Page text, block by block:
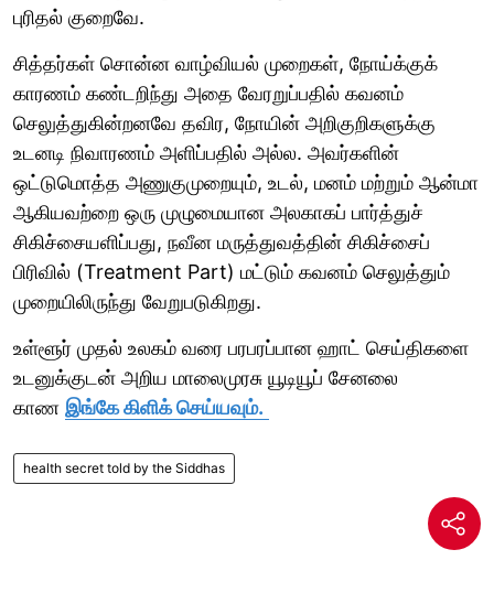
புரிதல் குறைவே.
சித்தர்கள் சொன்ன வாழ்வியல் முறைகள், நோய்க்குக்
காரணம் கண்டறிந்து அதை வேரறுப்பதில் கவனம்
செலுத்துகின்றனவே தவிர, நோயின் அறிகுறிகளுக்கு
உடனடி நிவாரணம் அளிப்பதில் அல்ல. அவர்களின்
ஒட்டுமொத்த அணுகுமுறையும், உடல், மனம் மற்றும் ஆன்மா
ஆகியவற்றை ஒரு முழுமையான அலகாகப் பார்த்துச்
சிகிச்சையளிப்பது, நவீன மருத்துவத்தின் சிகிச்சைப்
பிரிவில் (Treatment Part) மட்டும் கவனம் செலுத்தும்
முறையிலிருந்து வேறுபடுகிறது.
உள்ளூர் முதல் உலகம் வரை பரபரப்பான ஹாட் செய்திகளை
உடனுக்குடன் அறிய மாலைமுரசு யூடியூப் சேனலை
காண இங்கே கிளிக் செய்யவும்.
health secret told by the Siddhas